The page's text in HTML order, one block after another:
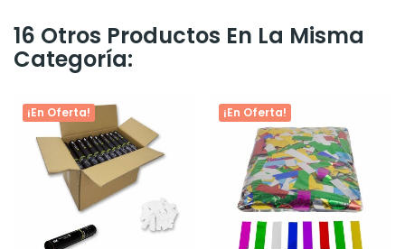
16 Otros Productos En La Misma
Categoría:
¡En Oferta! ¡En Oferta!